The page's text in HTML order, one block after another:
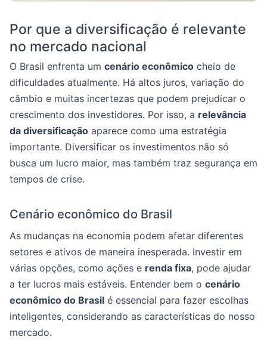
Por que a diversificação é relevante
no mercado nacional
O Brasil enfrenta um cenário econômico cheio de
dificuldades atualmente. Há altos juros, variação do
câmbio e muitas incertezas que podem prejudicar o
crescimento dos investidores. Por isso, a relevância
da diversificação aparece como uma estratégia
importante. Diversificar os investimentos não só
busca um lucro maior, mas também traz segurança em
tempos de crise.
Cenário econômico do Brasil
As mudanças na economia podem afetar diferentes
setores e ativos de maneira inesperada. Investir em
várias opções, como ações e renda fixa, pode ajudar
a ter lucros mais estáveis. Entender bem o cenário
econômico do Brasil é essencial para fazer escolhas
inteligentes, considerando as características do nosso
mercado.